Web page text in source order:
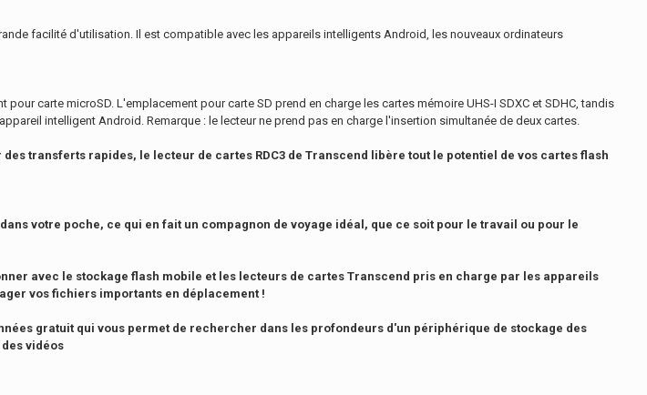
facilité d'utilisation. Il est compatible avec les appareils intelligents Android, les nouveaux ordinateurs
carte microSD. L'emplacement pour carte SD prend en charge les cartes mémoire UHS-I SDXC et SDHC, tandis
intelligent Android. Remarque : le lecteur ne prend pas en charge l'insertion simultanée de deux cartes.
transferts rapides, le lecteur de cartes RDC3 de Transcend libère tout le potentiel de vos cartes flash
votre poche, ce qui en fait un compagnon de voyage idéal, que ce soit pour le travail ou pour le
avec le stockage flash mobile et les lecteurs de cartes Transcend pris en charge par les appareils
vos fichiers importants en déplacement !
gratuit qui vous permet de rechercher dans les profondeurs d'un périphérique de stockage des
vidéos